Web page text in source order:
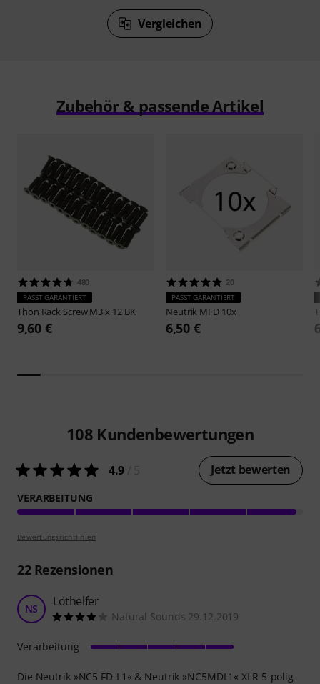
Vergleichen
Zubehör & passende Artikel
480
PASST GARANTIERT
Thon Rack Screw M3 x 12 BK
9,60 €
20
PASST GARANTIERT
Neutrik MFD 10x
6,50 €
108 Kundenbewertungen
4.9 Jetzt bewerten
VERARBEITUNG
Bewertungsrichtlinien
22Rezensionen
NS Löthelfer
Natural Sounds 29.12.2019
Die Neutrik »NC5 FD-L1« & Neutrik »NC5MDL1« XLR 5-polig
Verarbeitung